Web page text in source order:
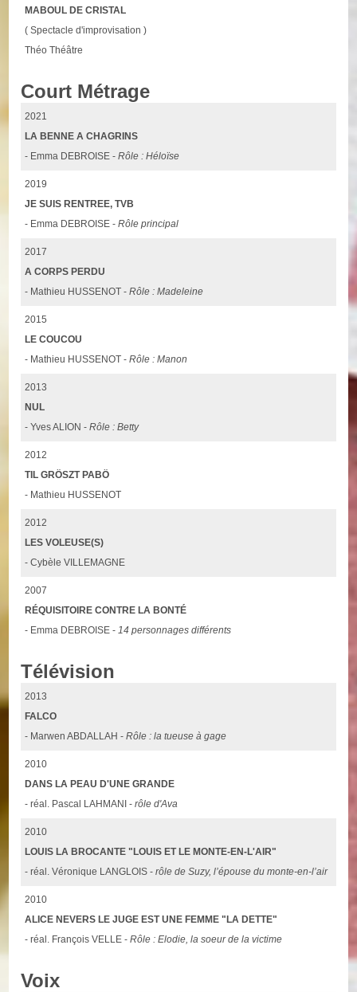
MABOUL DE CRISTAL
( Spectacle d'improvisation )
Théo Théâtre
Court Métrage
2021
LA BENNE A CHAGRINS
- Emma DEBROISE -Rôle : Héloïse
2019
JE SUIS RENTREE, TVB
- Emma DEBROISE -Rôle principal
2017
A CORPS PERDU
- Mathieu HUSSENOT -Rôle : Madeleine
2015
LE COUCOU
- Mathieu HUSSENOT -Rôle : Manon
2013
NUL
- Yves ALION -Rôle : Betty
2012
TIL GRÖSZT PABÖ
- Mathieu HUSSENOT
2012
LES VOLEUSE(S)
- Cybèle VILLEMAGNE
2007
RÉQUISITOIRE CONTRE LA BONTÉ
- Emma DEBROISE -14 personnages différents
Télévision
2013
FALCO
- Marwen ABDALLAH -Rôle : la tueuse à gage
2010
DANS LA PEAU D'UNE GRANDE
- réal. Pascal LAHMANI -rôle d'Ava
2010
LOUIS LA BROCANTE "LOUIS ET LE MONTE-EN-L'AIR"
- réal. Véronique LANGLOIS -rôle de Suzy, l’épouse du monte-en-l’air
2010
ALICE NEVERS LE JUGE EST UNE FEMME "LA DETTE"
- réal. François VELLE -Rôle : Elodie, la soeur de la victime
Voix